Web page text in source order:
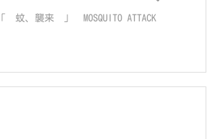
「 蚊、襲来 」 MOSQUITO ATTACK